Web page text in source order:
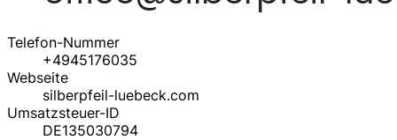
Telefon-Nummer
+4945176035
Webseite
silberpfeil-luebeck.com
Umsatzsteuer-ID
DE135030794